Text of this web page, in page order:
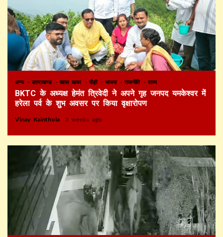
अन्य उत्तराखण्ड खास खबर पौड़ी भाजपा राजनीति राज्य
BKTC के अध्यक्ष हेमंत त्रिवेदी ने अपने गृह जनपद यमकेश्वर में
हरेला पर्व के शुभ अवसर पर किया वृक्षारोपण
Vinay Kainthola 3 weeks ago